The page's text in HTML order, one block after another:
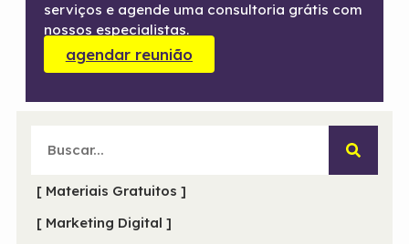
serviços e agende uma consultoria grátis com
nossos especialistas.
agendar reunião
[ Materiais Gratuitos ]
[ Marketing Digital ]